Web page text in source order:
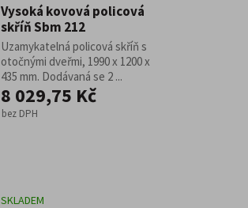
Vysoká kovová policová
skříň Sbm 212
Uzamykatelná policová skříň s
otočnými dveřmi, 1990 x 1200 x
435 mm. Dodávaná se 2 ...
8 029,75 Kč
bez DPH
SKLADEM